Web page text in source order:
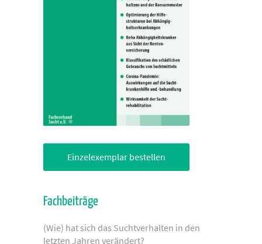
Einzelexemplar bestellen
Fachbeiträge
(Wie) hat sich das Suchtverhalten in den
letzten Jahren verändert?